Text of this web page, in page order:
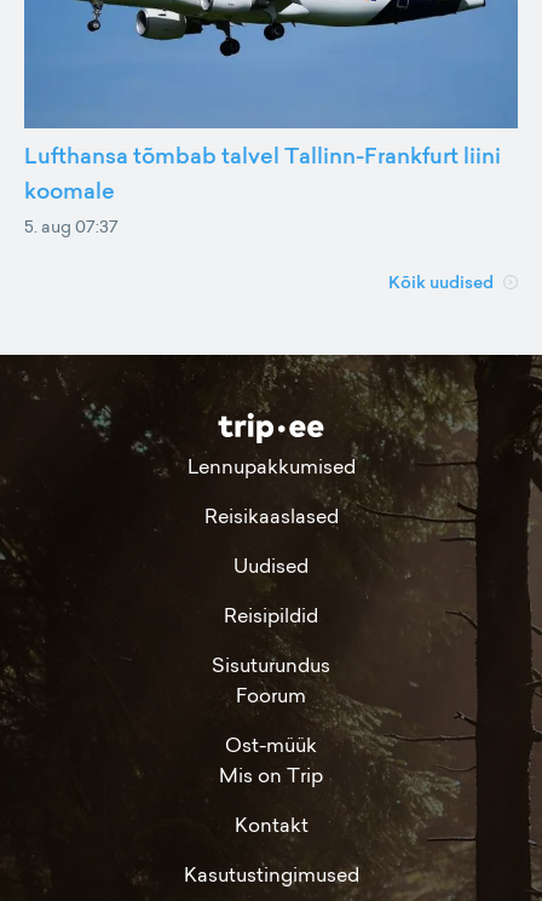
Lufthansa tõmbab talvel Tallinn-Frankfurt liini
koomale
5. aug 07:37
Kõik uudised
Lennupakkumised
Reisikaaslased
Uudised
Reisipildid
Sisuturundus
Foorum
Ost-müük
Mis on Trip
Kontakt
Kasutustingimused